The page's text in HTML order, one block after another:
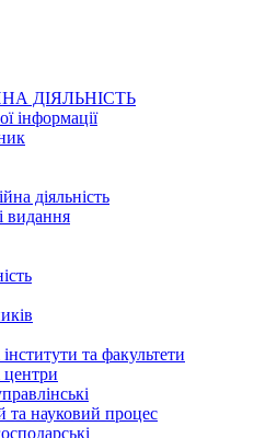
ДІЯЛЬНІСТЬ
інформації
діяльність
видання
та факультети
центри
та науковий процес